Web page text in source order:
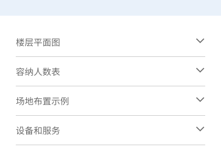
楼层平面图
容纳人数表
场地布置示例
设备和服务